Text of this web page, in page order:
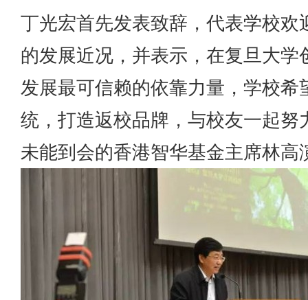
丁光宏首先发表致辞，代表学校
的发展近况，并表示，在复旦大
发展最可信赖的依靠力量，学校
统，打造返校品牌，与校友一起
未能到会的香港智华基金主席林